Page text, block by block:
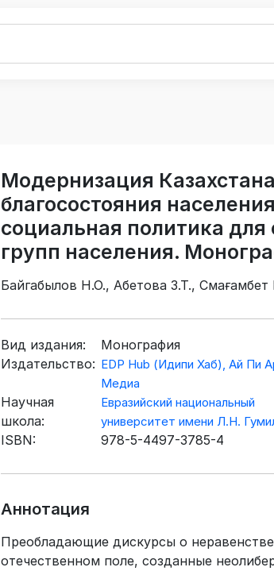
Модернизация
благосостояния
социальная политика
групп населения.
Байгабылов Н.О., Абетова З.Т.,
Вид издания:
Монография
Издательство: EDP Hub (Идипи Хаб), Ай Пи
Медиа
Научная
школа:
Евразийский национальный
университет имени Л.Н.
ISBN: 978-5-4497-3785-4
Аннотация
Преобладающие дискурсы о
отечественном поле, созданные